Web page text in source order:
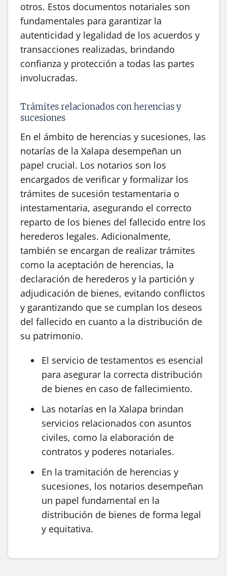
otros. Estos documentos notariales son
fundamentales para garantizar la
autenticidad y legalidad de los acuerdos y
transacciones realizadas, brindando
confianza y protección a todas las partes
involucradas.
Trámites relacionados con herencias y
sucesiones
En el ámbito de herencias y sucesiones, las
notarías de la Xalapa desempeñan un
papel crucial. Los notarios son los
encargados de verificar y formalizar los
trámites de sucesión testamentaria o
intestamentaria, asegurando el correcto
reparto de los bienes del fallecido entre los
herederos legales. Adicionalmente,
también se encargan de realizar trámites
como la aceptación de herencias, la
declaración de herederos y la partición y
adjudicación de bienes, evitando conflictos
y garantizando que se cumplan los deseos
del fallecido en cuanto a la distribución de
su patrimonio.
El servicio de testamentos es esencial
para asegurar la correcta distribución
de bienes en caso de fallecimiento.
Las notarías en la Xalapa brindan
servicios relacionados con asuntos
civiles, como la elaboración de
contratos y poderes notariales.
En la tramitación de herencias y
sucesiones, los notarios desempeñan
un papel fundamental en la
distribución de bienes de forma legal
y equitativa.